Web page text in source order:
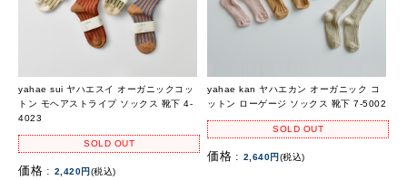
yahae sui ヤハエスイ オーガニックコッ
トン モヘアストライプ ソックス 靴下 4-
4023
SOLD OUT
価格 : 2,420円(税込)
yahae kan ヤハエカン オーガニック コ
ットン ローゲージ ソックス 靴下 7-5002
SOLD OUT
価格 : 2,640円(税込)